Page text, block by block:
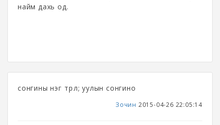
найм дахь од.
сонгины нэг төрөл; уулын сонгино
Зочин 2015-04-26 22:05:14